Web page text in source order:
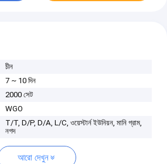
চীন
7 ~ 10 দিন
2000 সেট
WGO
T/T, D/P, D/A, L/C, ওয়েস্টার্ন ইউনিয়ন, মানি গ্রাম,
নগদ
আরো দেখুন